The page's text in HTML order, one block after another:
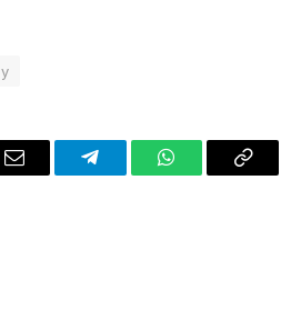
Email TelegramWhatsAppCopy